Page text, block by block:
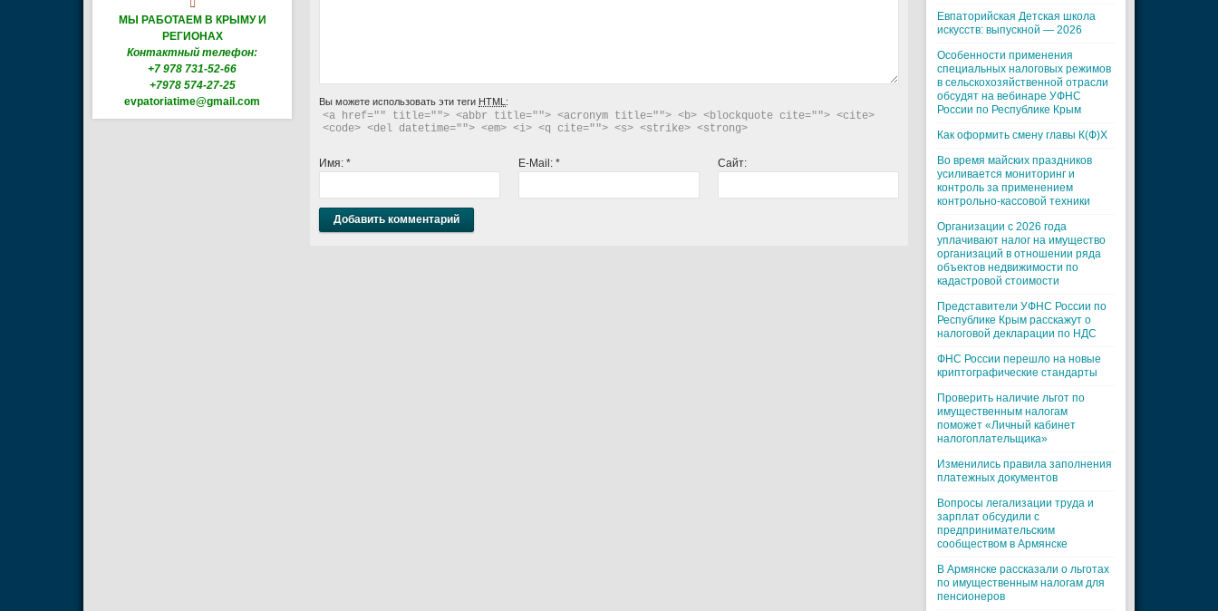

МЫ РАБОТАЕМ В КРЫМУ И
РЕГИОНАХ
Контактный телефон:
+7 978 731-52-66
+7978 574-27-25
evpatoriatime@gmail.com
Вы можете использовать эти теги HTML :
<a href="" title=""> <abbr title=""> <acronym title=""> <b> <blockquote cite=""> <cite>
<code> <del datetime=""> <em> <i> <q cite=""> <s> <strike> <strong>
Имя: * E-Mail: * Сайт:
Евпаторийская Детская школа
искусств: выпускной — 2026
Особенности применения
специальных налоговых режимов
в сельскохозяйственной отрасли
обсудят на вебинаре УФНС
России по Республике Крым
Как оформить смену главы К(Ф)Х
Во время майских праздников
усиливается мониторинг и
контроль за применением
контрольно-кассовой техники
Организации с 2026 года
уплачивают налог на имущество
организаций в отношении ряда
объектов недвижимости по
кадастровой стоимости
Представители УФНС России по
Республике Крым расскажут о
налоговой декларации по НДС
ФНС России перешло на новые
криптографические стандарты
Проверить наличие льгот по
имущественным налогам
поможет «Личный кабинет
налогоплательщика»
Изменились правила заполнения
платежных документов
Вопросы легализации труда и
зарплат обсудили с
предпринимательским
сообществом в Армянске
В Армянске рассказали о льготах
по имущественным налогам для
пенсионеров